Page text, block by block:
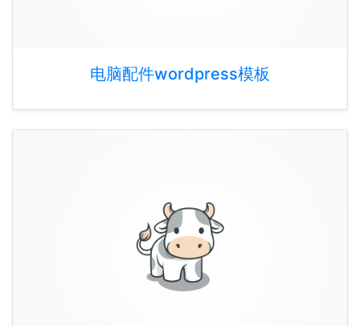
电脑配件wordpress模板